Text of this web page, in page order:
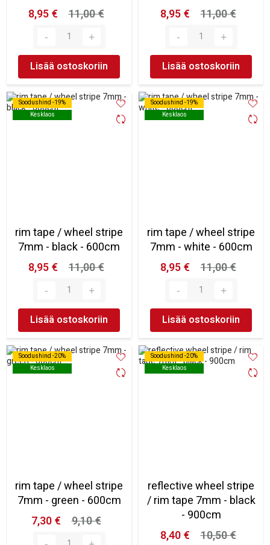
8,95 €
11,00 €
Lisää ostoskoriin
8,95 €
11,00 €
Lisää ostoskoriin
Soodushind -19%
Kesklaos
Soodushind -19%
Kesklaos
rim tape / wheel stripe
7mm - black - 600cm
8,95 €
11,00 €
Lisää ostoskoriin
Soodushind -19%
Kesklaos
Soodushind -19%
Kesklaos
rim tape / wheel stripe
7mm - white - 600cm
8,95 €
11,00 €
Lisää ostoskoriin
Soodushind -20%
Kesklaos
Soodushind -20%
Kesklaos
rim tape / wheel stripe
7mm - green - 600cm
7,30 €
9,10 €
Soodushind -20%
Kesklaos
Soodushind -20%
Kesklaos
reflective wheel stripe
/ rim tape 7mm - black
- 900cm
8,40 €
10,50 €